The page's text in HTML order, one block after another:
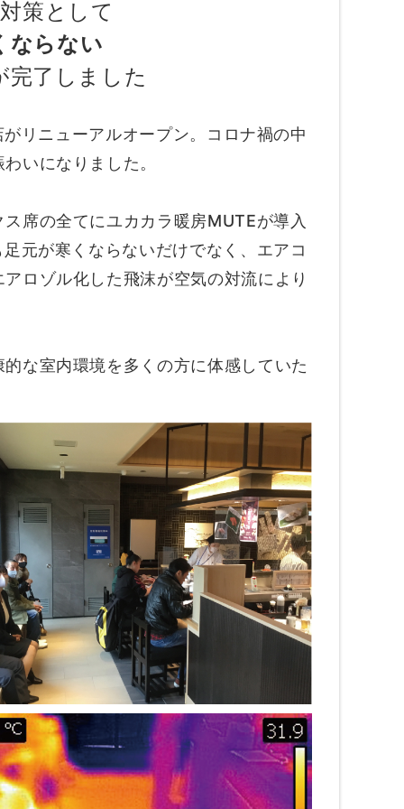
策として
ならない
完了しました
リニューアルオープン。コロナ禍の中
いになりました。
席の全てにユカカラ暖房MUTEが導入
元が寒くならないだけでなく、エアコ
ロゾル化した飛沫が空気の対流により
な室内環境を多くの方に体感していた